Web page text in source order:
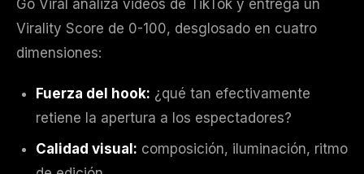
Go Viral analiza videos de TikTok y entrega un
Virality Score de 0-100, desglosado en cuatro
dimensiones:
Fuerza del hook: ¿qué tan efectivamente
retiene la apertura a los espectadores?
Calidad visual: composición, iluminación, ritmo